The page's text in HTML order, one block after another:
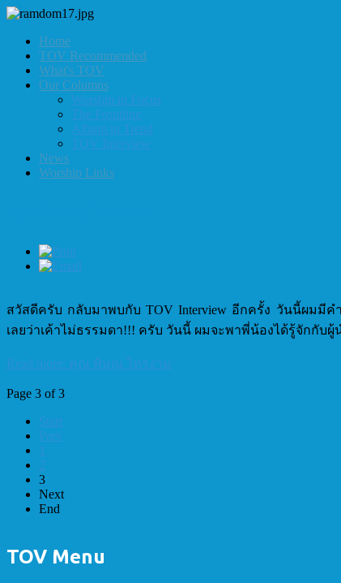
Home
TOV Recommended
What's TOV
Our Columns
Worship in Focus
The Frontline
Album in Trend
TOV Interview
News
Worship Links
สวัสดีครับ กลับมาพบกับ TOV Interview อีกครั้ง วันนี้ผมมีค
เลยว่าเค้าไม่ธรรมดา!!! ครับ วันนี้ ผมจะพาพี่น้องได้รู้จักกั
Read more: คุณ พิษณุ ไทรงาม
Page 3 of 3
Start
Prev
1
2
3
Next
End
TOV Menu